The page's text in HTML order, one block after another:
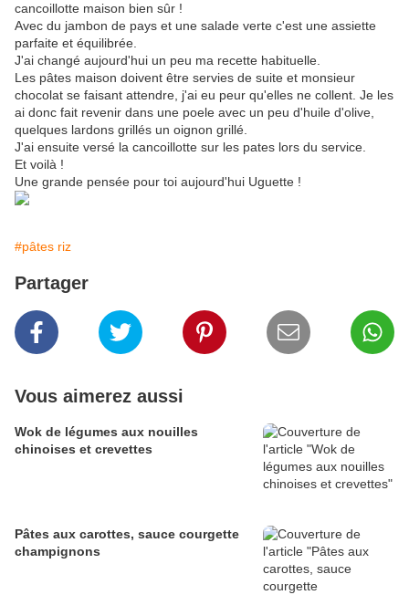
cancoillotte maison bien sûr !
Avec du jambon de pays et une salade verte c'est une assiette
parfaite et équilibrée.
J'ai changé aujourd'hui un peu ma recette habituelle.
Les pâtes maison doivent être servies de suite et monsieur
chocolat se faisant attendre, j'ai eu peur qu'elles ne collent. Je les
ai donc fait revenir dans une poele avec un peu d'huile d'olive,
quelques lardons grillés un oignon grillé.
J'ai ensuite versé la cancoillotte sur les pates lors du service.
Et voilà !
Une grande pensée pour toi aujourd'hui Uguette !
#pâtes riz
Partager
Vous aimerez aussi
Wok de légumes aux nouilles
chinoises et crevettes
Pâtes aux carottes, sauce courgette
champignons